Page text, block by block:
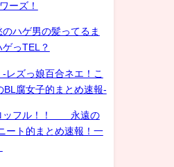
ーズ！
ハゲ男の髪ってるま
っTEL？
レズっ娘百合ネエ！こ
BL腐女子的まとめ速報-
ッフル！！ 永遠の
ト的まとめ速報！一